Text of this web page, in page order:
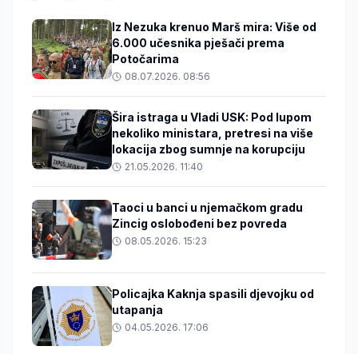
Iz Nezuka krenuo Marš mira: Više od
6.000 učesnika pješači prema
Potočarima
08.07.2026. 08:56
Šira istraga u Vladi USK: Pod lupom
nekoliko ministara, pretresi na više
lokacija zbog sumnje na korupciju
21.05.2026. 11:40
Taoci u banci u njemačkom gradu
Zincig oslobođeni bez povreda
08.05.2026. 15:23
Policajka Kaknja spasili djevojku od
utapanja
04.05.2026. 17:06